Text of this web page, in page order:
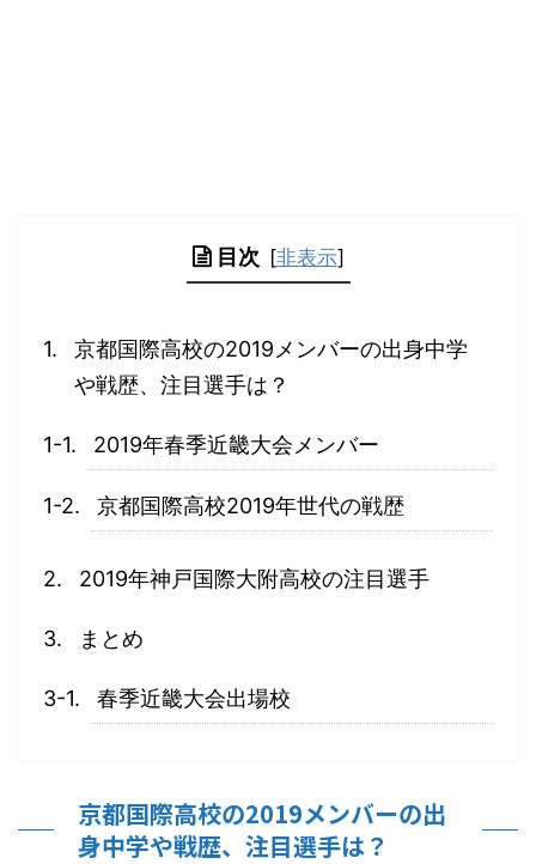
目次 [非表示]
京都国際高校の2019メンバーの出身中学
や戦歴、注目選手は？
2019年春季近畿大会メンバー
京都国際高校2019年世代の戦歴
2019年神戸国際大附高校の注目選手
まとめ
春季近畿大会出場校
京都国際高校の2019メンバーの出
身中学や戦歴、注目選手は？